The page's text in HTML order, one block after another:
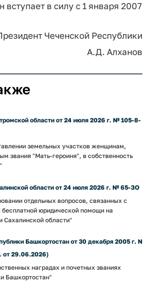
вступает в силу с 1 января 2007
Чеченской Республики
А.Д. Алханов
области от 24 июля 2026 г. № 105-8-
земельных участков женщинам,
звания "Мать-героиня", в собственность
области от 24 июля 2026 г. № 65-ЗО
отдельных вопросов, связанных с
бесплатной юридической помощи на
Сахалинской области"
Башкортостан от 30 декабря 2005 г. N
от 29.06.2026)
наградах и почетных званиях
Башкортостан"